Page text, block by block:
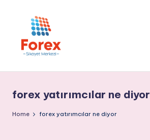
forex yatırımcılar ne diyor
Home forex yatırımcılar ne diyor